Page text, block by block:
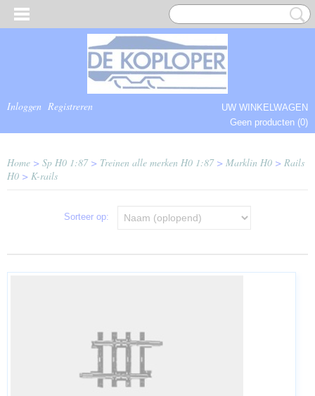
Inloggen Registreren
UW WINKELWAGEN
Geen producten (0)
Home > Sp H0 1:87> Treinen alle merken H0 1:87> Marklin H0 > Rails
H0 > K-rails
Sorteer op: